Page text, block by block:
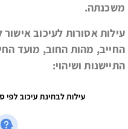
משכנתה.
החייב, מהות החוב, מועד
התיישנות ושיהוי: